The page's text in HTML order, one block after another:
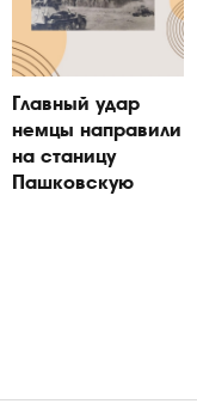
Главный удар
немцы направили
на станицу
Пашковскую